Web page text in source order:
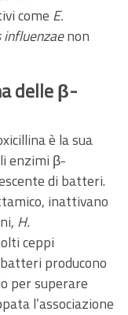
come E.
non
delle β-
è la sua
enzimi β-
di batteri.
inattivano
H.
ceppi
producono
per superare
l’associazione